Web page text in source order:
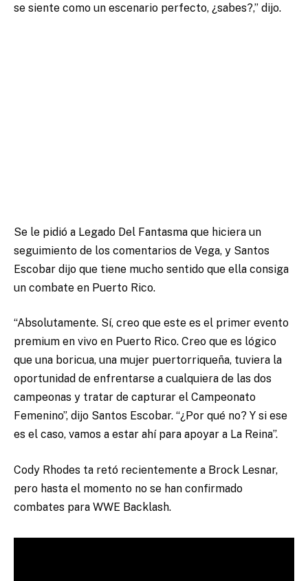
se siente como un escenario perfecto, ¿sabes?,” dijo.
Se le pidió a Legado Del Fantasma que hiciera un
seguimiento de los comentarios de Vega, y Santos
Escobar dijo que tiene mucho sentido que ella consiga
un combate en Puerto Rico.
“Absolutamente. Sí, creo que este es el primer evento
premium en vivo en Puerto Rico. Creo que es lógico
que una boricua, una mujer puertorriqueña, tuviera la
oportunidad de enfrentarse a cualquiera de las dos
campeonas y tratar de capturar el Campeonato
Femenino”, dijo Santos Escobar. “¿Por qué no? Y si ese
es el caso, vamos a estar ahí para apoyar a La Reina”.
Cody Rhodes ta retó recientemente a Brock Lesnar,
pero hasta el momento no se han confirmado
combates para WWE Backlash.